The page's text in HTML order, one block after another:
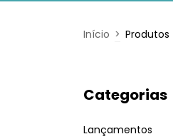
Início > Produtos
Categorias
Lançamentos